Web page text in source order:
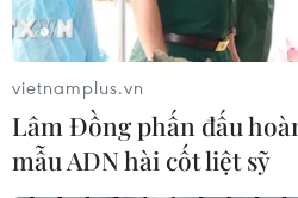
vietnamplus.vn
Lâm Đồng phấn đấu
mẫu ADN hài cốt liệt sỹ